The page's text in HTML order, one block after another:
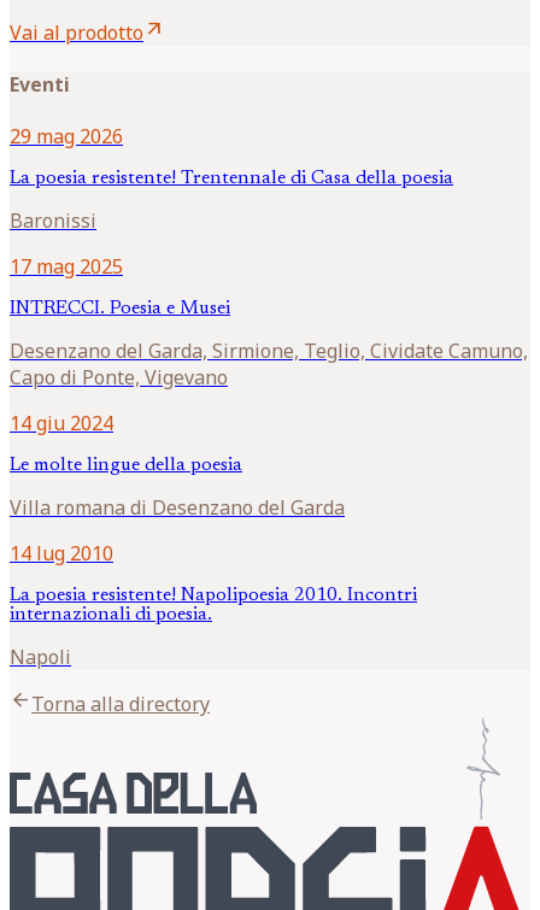
Vai al prodottoarrow_outward
Eventi
29 mag 2026
La poesia resistente! Trentennale di Casa della poesia
Baronissi
17 mag 2025
INTRECCI. Poesia e Musei
Desenzano del Garda, Sirmione, Teglio, Cividate Camuno,
Capo di Ponte, Vigevano
14 giu 2024
Le molte lingue della poesia
Villa romana di Desenzano del Garda
14 lug 2010
La poesia resistente! Napolipoesia 2010. Incontri
internazionali di poesia.
Napoli
arrow_backTorna alla directory